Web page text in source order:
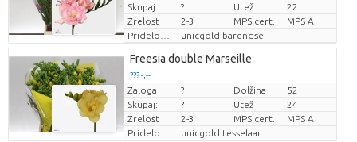
Skupaj:
? Utež
22
Zrelost
2-3 MPS cert.
MPS A
unicgold barendse
Freesia double Marseille
??? -,--
Cena za kos
Zaloga ? Dolžina
52
Skupaj:
? Utež
24
Zrelost
2-3 MPS cert.
MPS A
unicgold tesselaar